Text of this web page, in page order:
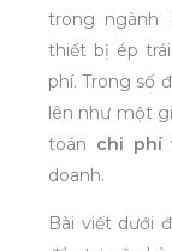
trong ngành
thiết bị ép
phí. Trong số
lên như một
toán chi phí
doanh.
Bài viết dưới